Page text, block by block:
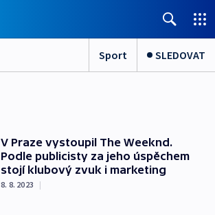
Sport SLEDOVAT
V Praze vystoupil The Weeknd.
Podle publicisty za jeho úspěchem
stojí klubový zvuk i marketing
8. 8. 2023 |